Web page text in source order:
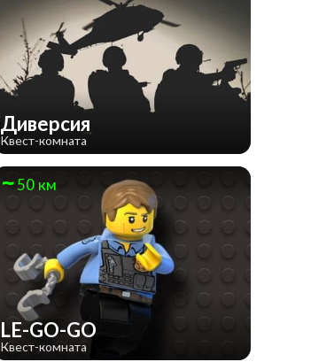
Диверсия
Квест-комната
50 км
LE-GO-GO
Квест-комната